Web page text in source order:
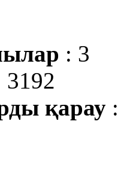
: 3
3192
қарау